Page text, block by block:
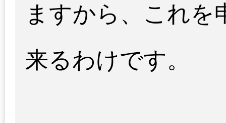
ますから、これを
来るわけです。